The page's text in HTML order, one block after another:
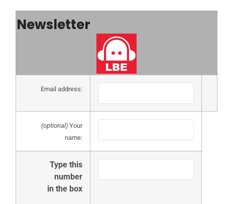
Newsletter
Email address:
(optional) Your
name:
Type this
number
in the box